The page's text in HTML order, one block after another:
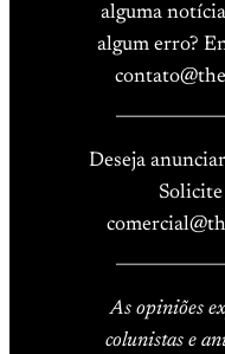
alguma
algum erro?
Deseja
As opiniões
colunistas e